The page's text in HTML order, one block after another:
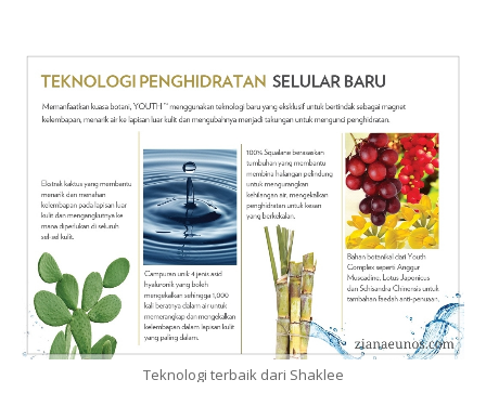
Teknologi terbaik dari Shaklee